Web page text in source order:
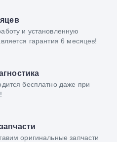
и установленную
гарантия 6 месяцев!
бесплатно даже при
оригинальные запчасти